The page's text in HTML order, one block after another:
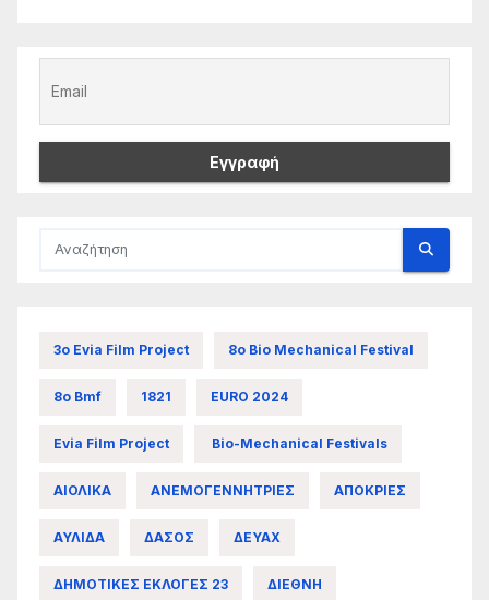
3ο Evia Film Project 8ο Bio Mechanical Festival
8ο Bmf 1821 EURO 2024
Evia Film Project Bio-Mechanical Festivals
ΑΙΟΛΙΚΑ ΑΝΕΜΟΓΕΝΝΗΤΡΙΕΣ ΑΠΟΚΡΙΕΣ
ΑΥΛΙΔΑ ΔΑΣΟΣ ΔΕΥΑΧ
ΔΗΜΟΤΙΚΕΣ ΕΚΛΟΓΕΣ 23 ΔΙΕΘΝΗ